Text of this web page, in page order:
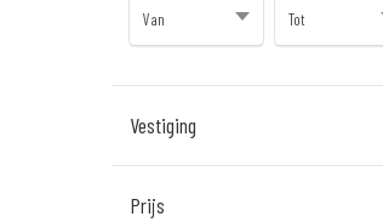
Vestiging
Prijs